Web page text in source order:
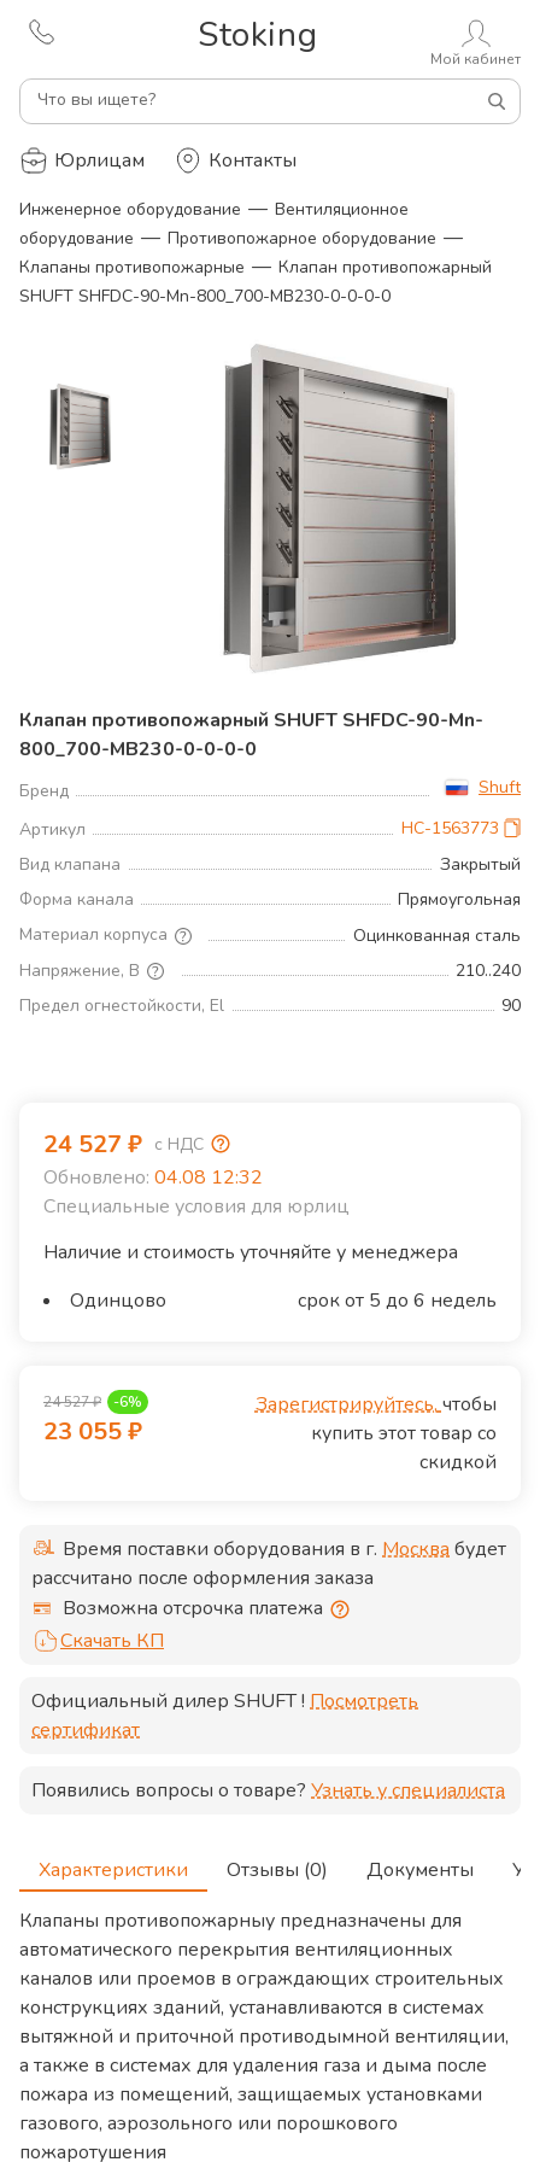
Stoking
Что вы ищете?
Мой кабинет
Юрлицам Контакты
Инженерное оборудование — Вентиляционное
оборудование — Противопожарное оборудование —
Клапаны противопожарные — Клапан противопожарный
SHUFT SHFDC-90-Mn-800_700-MB230-0-0-0-0
Клапан противопожарный SHUFT SHFDC-90-Mn-
800_700-MB230-0-0-0-0
Бренд
Shuft
Артикул
НС-1563773
Вид клапана
Закрытый
Форма канала
Прямоугольная
Материал корпуса
Оцинкованная сталь
Напряжение, В
210..240
Предел огнестойкости, El
90
24 527 ₽ с НДС
Обновлено: 04.08 12:32
Специальные условия для юрлиц
Наличие и стоимость уточняйте у менеджера
Одинцово
срок от 5 до 6 недель
24 527₽ -6%
23 055₽
Зарегистрируйтесь,чтобы
купить этот товар со
скидкой
Время поставки оборудования в г. Москвабудет
рассчитано после оформления заказа
Возможна отсрочка платежа
Скачать КП
Официальный дилер SHUFT! Посмотреть
сертификат
Появились вопросы о товаре? Узнать у специалиста
Характеристики Отзывы (0) Документы
Клапаны противопожарныу предназначены для
автоматического перекрытия вентиляционных
каналов или проемов в ограждающих строительных
конструкциях зданий, устанавливаются в системах
вытяжной и приточной противодымной вентиляции,
а также в системах для удаления газа и дыма после
пожара из помещений, защищаемых установками
газового, аэрозольного или порошкового
пожаротушения